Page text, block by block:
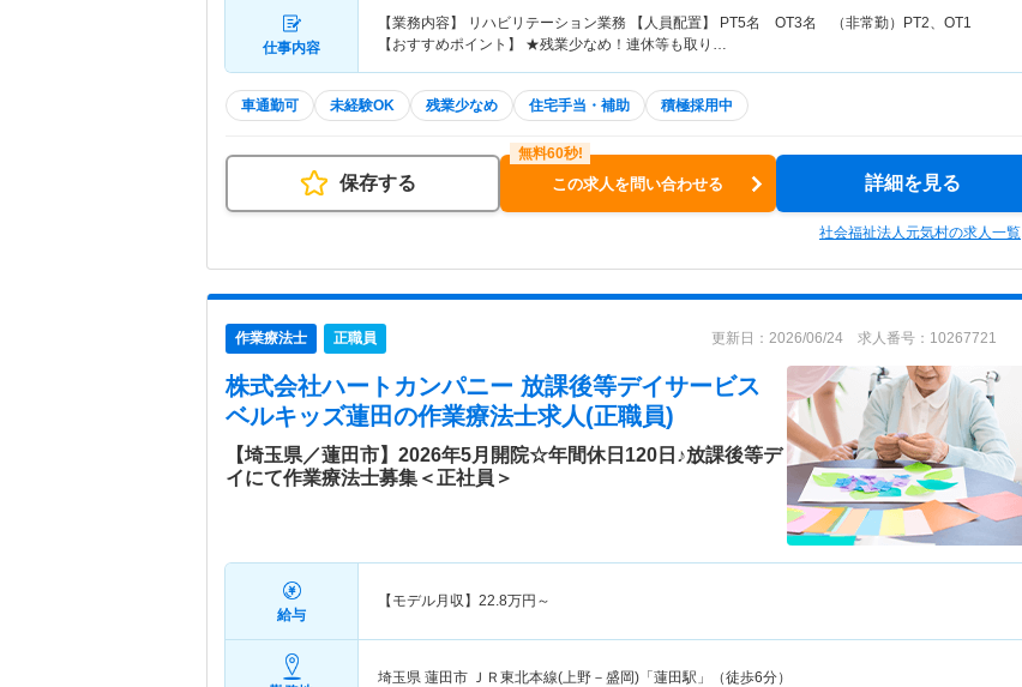
仕事内容
【業務内容】 リハビリテーション業務 【人員配置】 PT5名 OT3名 （非常勤）PT2、OT1
【おすすめポイント】 ★残業少なめ！連休等も取り…
車通勤可 未経験OK 残業少なめ 住宅手当・補助 積極採用中
保存する この求人を問い合わせる 詳細を見る
社会福祉法人元気村の求人一覧
作業療法士 正職員 更新日：2026/06/24 求人番号：10267721
株式会社ハートカンパニー 放課後等デイサービス
ベルキッズ蓮田の作業療法士求人(正職員)
【埼玉県／蓮田市】2026年5月開院☆年間休日120日♪放課後等デ
イにて作業療法士募集＜正社員＞
給与
【モデル月収】 22.8万円～
埼玉県 蓮田市 ＪＲ東北本線(上野－盛岡)「蓮田駅」（徒歩6分）